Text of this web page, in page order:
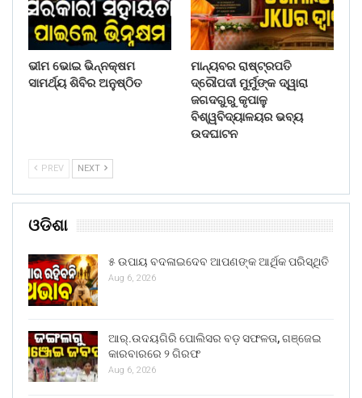
ଭୀମ ଭୋଇ ଭିନ୍ନକ୍ଷମ
ସାମର୍ଥ୍ୟ ଶିବିର ଅନୁଷ୍ଠିତ
ମାନ୍ୟବର ରାଷ୍ଟ୍ରପତି
ଦ୍ରୌପଦୀ ମୁର୍ମୁଙ୍କ ଦ୍ୱାରା
ଜଗଦଗୁରୁ କୃପାଳୁ
ବିଶ୍ୱବିଦ୍ୟାଳୟର ଭବ୍ୟ
ଉଦଘାଟନ
PREV NEXT
ଓଡିଶା
୫ ଉପାୟ ବଦଳାଇଦେବ ଆପଣଙ୍କ ଆର୍ଥିକ ପରିସ୍ଥିତି
Aug 6, 2026
ଆର୍.ଉଦୟଗିରି ପୋଲିସର ବଡ଼ ସଫଳତା, ଗଞ୍ଜେଇ
କାରବାରରେ ୨ ଗିରଫ
Aug 6, 2026